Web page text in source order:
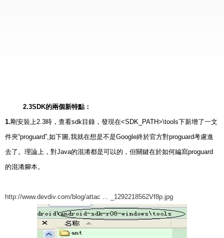
2.3SDK的兩個新特點：
1.剛安裝上2.3時，查看sdk目錄，發現在<SDK_PATH>\tools下新增了一文
件夾“proguard”,如下圖,我就在想是不是Google終於官方對proguard考慮進
去了。理論上，對Java的混淆都是可以的，但關鍵在於如何編寫proguard
的混淆腳本。
http://www.devdiv.com/blog/attac ... _1292218562Vf8p.jpg